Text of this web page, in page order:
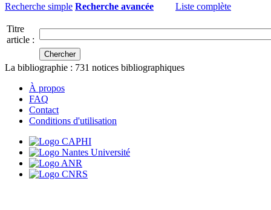
Recherche simple Recherche avancée Liste complète
Titre
article :
La bibliographie : 731 notices bibliographiques
À propos
FAQ
Contact
Conditions d'utilisation